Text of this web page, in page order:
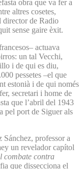
obra que va fer a
altres cosetes,
director de Radio
sense gaire èxit.
actuava
un tal Vecchi,
i de qui es diu,
pessetes –el que
estonià i de qui només
secretari i home de
que l’abril del 1943
pel port de Siguer als
professor a
un revelador capítol
combate contra
que dissecciona el